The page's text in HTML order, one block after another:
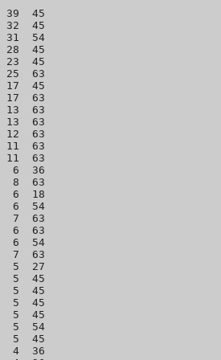
39  45
32  45
31  54
28  45
23  45
25  63
17  45
17  63
13  63
13  63
63
63
63
36
8  63
6  18
6  54
7  63
6  63
6  54
7  63
5  27
45
5  45
5  45
45
5  54
5  45
4  36